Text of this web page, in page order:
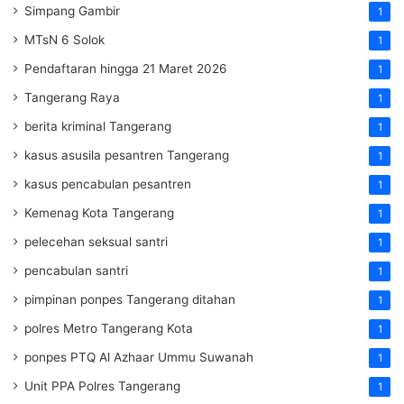
Simpang Gambir 1
MTsN 6 Solok 1
Pendaftaran hingga 21 Maret 2026 1
Tangerang Raya 1
berita kriminal Tangerang 1
kasus asusila pesantren Tangerang 1
kasus pencabulan pesantren 1
Kemenag Kota Tangerang 1
pelecehan seksual santri 1
pencabulan santri 1
pimpinan ponpes Tangerang ditahan 1
polres Metro Tangerang Kota 1
ponpes PTQ Al Azhaar Ummu Suwanah 1
Unit PPA Polres Tangerang 1